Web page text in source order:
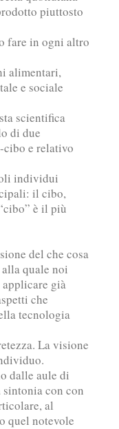
piuttosto
fare in ogni altro
alimentari,
e sociale
scientifica
di due
e relativo
individui
il cibo,
è il più
del che cosa
quale noi
già
che
tecnologia
La visione
dalle aule di
con con
al
quel notevole